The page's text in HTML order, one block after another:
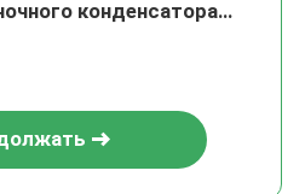
конденсатора